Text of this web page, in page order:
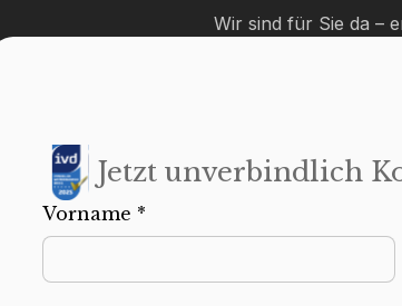
Wir sind für Sie da –
Jetzt unverbindlich
Vorname *